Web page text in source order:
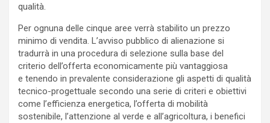
qualità.
Per ognuna delle cinque aree verrà stabilito un prezzo
minimo di vendita. L’avviso pubblico di alienazione si
tradurrà in una procedura di selezione sulla base del
criterio dell’offerta economicamente più vantaggiosa
e tenendo in prevalente considerazione gli aspetti di qualità
tecnico-progettuale secondo una serie di criteri e obiettivi
come l’efficienza energetica, l’offerta di mobilità
sostenibile, l’attenzione al verde e all’agricoltura, i benefici